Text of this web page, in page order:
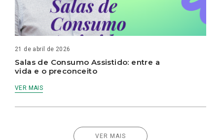
21 de abril de 2026
Salas de Consumo Assistido: entre a
vida e o preconceito
VER MAIS
VER MAIS